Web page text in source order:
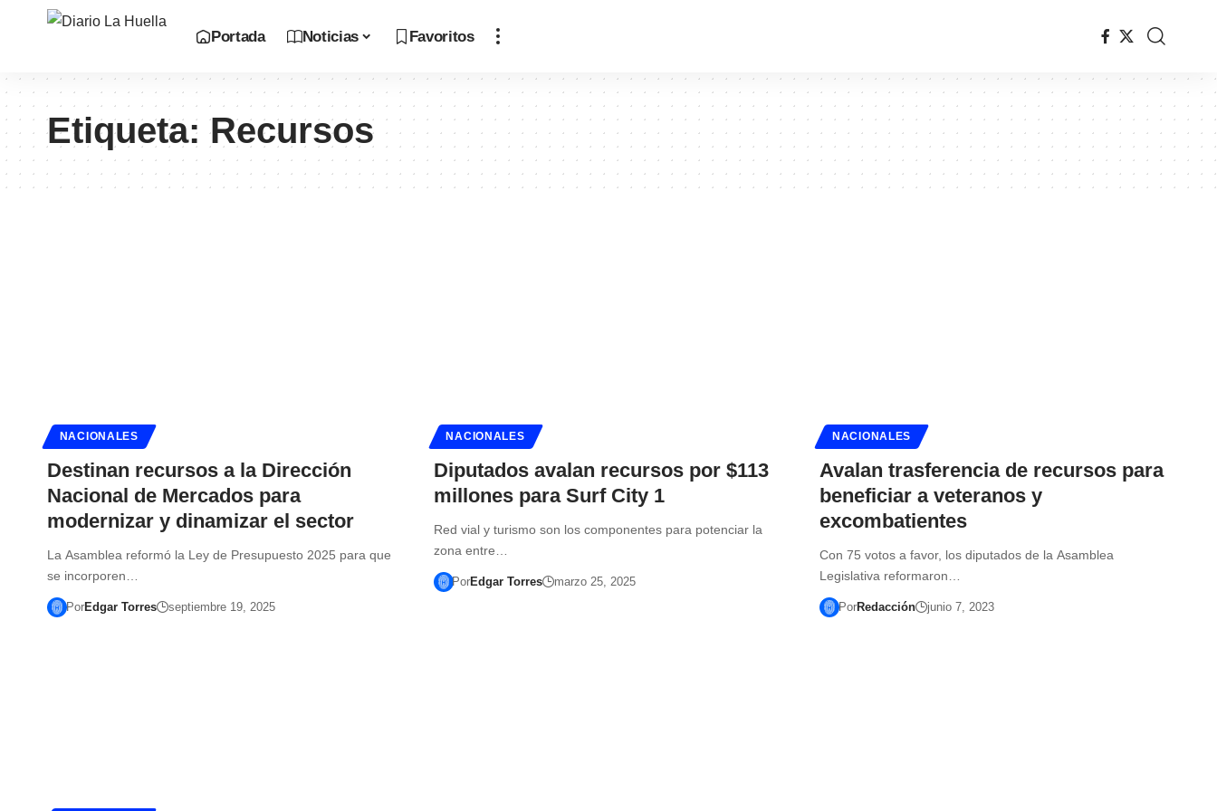
Portada Noticias Favoritos
Etiqueta:Recursos
NACIONALES
Destinan recursos a la Dirección
Nacional de Mercados para
modernizar y dinamizar el sector
La Asamblea reformó la Ley de Presupuesto 2025 para que
se incorporen…
PorEdgar Torres septiembre 19, 2025
NACIONALES
Diputados avalan recursos por $113
millones para Surf City 1
Red vial y turismo son los componentes para potenciar la
zona entre…
PorEdgar Torres marzo 25, 2025
NACIONALES
Avalan trasferencia de recursos para
beneficiar a veteranos y
excombatientes
Con 75 votos a favor, los diputados de la Asamblea
Legislativa reformaron…
PorRedacción junio 7, 2023